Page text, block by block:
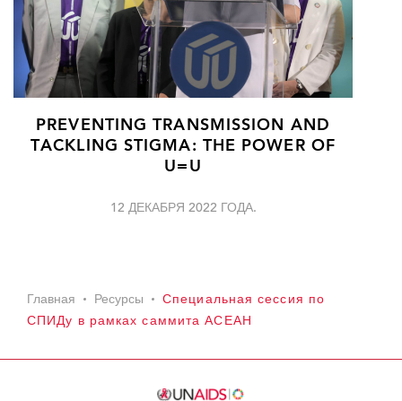
PREVENTING TRANSMISSION AND
TACKLING STIGMA: THE POWER OF
U=U
12 ДЕКАБРЯ 2022 ГОДА.
Главная Ресурсы
Специальная сессия по
СПИДу в рамках саммита АСЕАН